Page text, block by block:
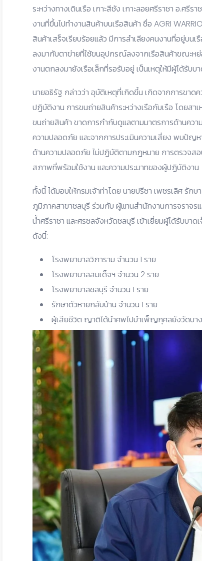
ระหว่างทางเดินเรือ เกาะสีชัง เกาะลอยศรีราชา อ.ศรี
งานที่ขึ้นไปทำงานสินค้าบนเรือสินค้า ชื่อ AGRI
สินค้าเสร็จเรียบร้อยแล้ว มีการลำเลียงคนงานที่อยู่บน
ลงมากับตาข่ายที่ใช้ขนอุปกรณ์ลงจากเรือสินค้าขณะหย่
งานตกลงมายังเรือเล็กที่รอรับอยู่ เป็นเหตุให้มีผู้ได้รับบ
นายอธิรัฐ กล่าวว่า อุบัติเหตุที่เกิดขึ้น เกิดจากการขาด
ปฏิบัติงาน การขนถ่ายสินค้าระหว่างเรือกับเรือ โดยส
ขนถ่ายสินค้า ขาดการกำกับดูแลตามมาตรการด้านคว
ความปลอดภัย และจากการประเมินความเสี่ยง พบปัญ
ด้านความปลอดภัย ไม่ปฏิบัติตามกฎหมาย การตรวจส
สภาพที่พร้อมใช้งาน และความประมาทของผู้ปฏิบัติงาน
ทั้งนี้ ได้มอบให้กรมเจ้าท่าโดย นายปรีชา เพชรเลิศ รัก
ภูมิภาคสาขาชลบุรี ร่วมกับ ผู้แทนสำนักงานการจราจร
น้ำศรีราชา และศรชลจังหวัดชลบุรี เข้าเยี่ยมผู้ได้รับบา
ดังนี้:
โรงพยาบาลวิภาราม จำนวน 1 ราย
โรงพยาบาลสมเด็จฯ จำนวน 2 ราย
โรงพยาบาลชลบุรี จำนวน 1 ราย
รักษาตัวหายกลับบ้าน จำนวน 1 ราย
ผู้เสียชีวิต ญาติได้นำศพไปบำเพ็ญกุศลยังวัดบา